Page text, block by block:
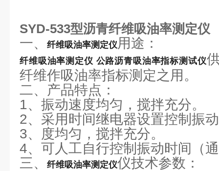
SYD-533型沥青纤维吸油率测定仪
一、 纤维吸油率测定仪用途：
纤维吸油率测定仪 公路沥青吸油率指标测试仪
纤维作吸油率指标测定之用。
二、产品特点：
1、振动速度均匀，搅拌充分。
2、采用时间继电器设置控制振
3、度均匀，搅拌充分。
4、可人工自行控制振动时间（
三、
纤维吸油率测定仪仪技术参数：